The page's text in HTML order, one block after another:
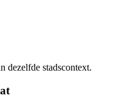
dezelfde stadscontext.